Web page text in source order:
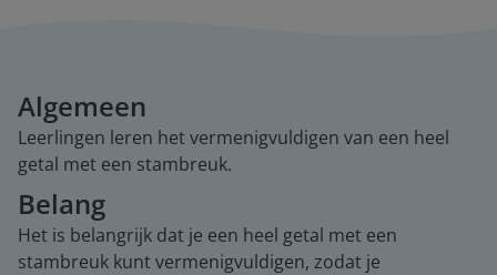
Algemeen
Leerlingen leren het vermenigvuldigen van een heel
getal met een stambreuk.
Belang
Het is belangrijk dat je een heel getal met een
stambreuk kunt vermenigvuldigen, zodat je